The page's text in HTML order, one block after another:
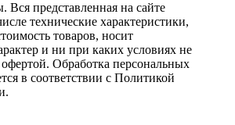
представленная на сайте
технические характеристики,
товаров, носит
и ни при каких условиях не
Обработка персональных
в соответствии с Политикой